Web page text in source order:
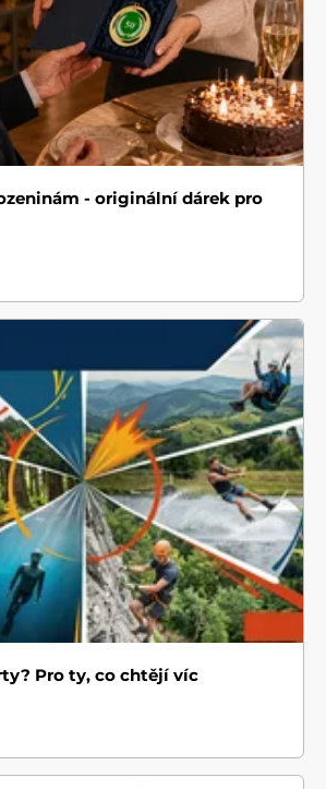
- originální dárek pro
Pro ty, co chtějí víc